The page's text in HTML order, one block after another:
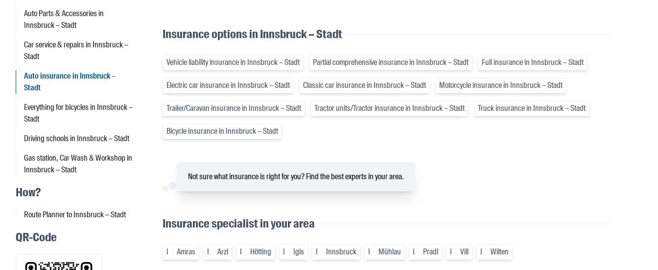
Auto Parts & Accessories in
Innsbruck – Stadt
Car service & repairs in Innsbruck –
Stadt
Auto insurance in Innsbruck –
Stadt
Everything for bicycles in Innsbruck –
Stadt
Driving schools in Innsbruck – Stadt
Gas station, Car Wash & Workshop in
Innsbruck – Stadt
How?
Route Planner to Innsbruck – Stadt
QR-Code
Insurance options in Innsbruck – Stadt
Vehicle liability insurance in Innsbruck – Stadt Partial comprehensive insurance in Innsbruck – Stadt Full insurance in Innsbruck – Stadt
Electric car insurance in Innsbruck – Stadt Classic car insurance in Innsbruck – Stadt Motorcycle insurance in Innsbruck – Stadt
Trailer/Caravan insurance in Innsbruck – Stadt Tractor units/Tractor insurance in Innsbruck – Stadt Truck insurance in Innsbruck – Stadt
Bicycle insurance in Innsbruck – Stadt
Not sure what insurance is right for you? Find the best experts in your area.
Insurance specialist in your area
I Amras I Arzl I Hötting I Igls I Innsbruck I Mühlau I Pradl I Vill I Wilten